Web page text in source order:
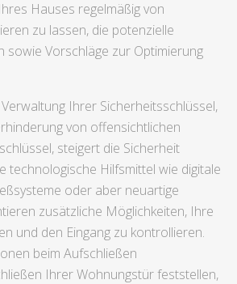
Hauses regelmäßig von
zu lassen, die potenzielle
sowie Vorschläge zur Optimierung
Ihrer Sicherheitsschlüssel,
von offensichtlichen
steigert die Sicherheit
technologische Hilfsmittel wie digitale
oder aber neuartige
zusätzliche Möglichkeiten, Ihre
und den Eingang zu kontrollieren.
beim Aufschließen
Ihrer Wohnungstür feststellen,